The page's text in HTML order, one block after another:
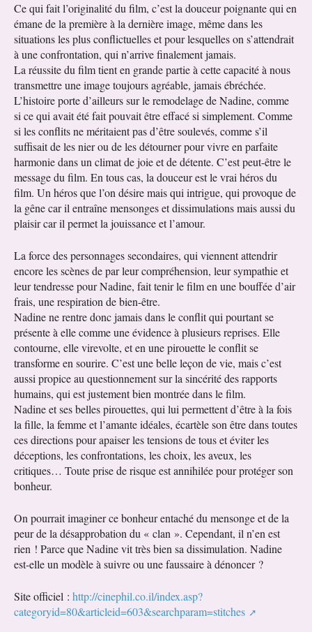
Ce qui fait l’originalité du film, c’est la douceur poignante qui en
émane de la première à la dernière image, même dans les
situations les plus conflictuelles et pour lesquelles on s’attendrait
à une confrontation, qui n’arrive finalement jamais.
La réussite du film tient en grande partie à cette capacité à nous
transmettre une image toujours agréable, jamais ébréchée.
L’histoire porte d’ailleurs sur le remodelage de Nadine, comme
si ce qui avait été fait pouvait être effacé si simplement. Comme
si les conflits ne méritaient pas d’être soulevés, comme s’il
suffisait de les nier ou de les détourner pour vivre en parfaite
harmonie dans un climat de joie et de détente. C’est peut-être le
message du film. En tous cas, la douceur est le vrai héros du
film. Un héros que l’on désire mais qui intrigue, qui provoque de
la gêne car il entraîne mensonges et dissimulations mais aussi du
plaisir car il permet la jouissance et l’amour.
La force des personnages secondaires, qui viennent attendrir
encore les scènes de par leur compréhension, leur sympathie et
leur tendresse pour Nadine, fait tenir le film en une bouffée d’air
frais, une respiration de bien-être.
Nadine ne rentre donc jamais dans le conflit qui pourtant se
présente à elle comme une évidence à plusieurs reprises. Elle
contourne, elle virevolte, et en une pirouette le conflit se
transforme en sourire. C’est une belle leçon de vie, mais c’est
aussi propice au questionnement sur la sincérité des rapports
humains, qui est justement bien montrée dans le film.
Nadine et ses belles pirouettes, qui lui permettent d’être à la fois
la fille, la femme et l’amante idéales, écartèle son être dans toutes
ces directions pour apaiser les tensions de tous et éviter les
déceptions, les confrontations, les choix, les aveux, les
critiques… Toute prise de risque est annihilée pour protéger son
bonheur.
On pourrait imaginer ce bonheur entaché du mensonge et de la
peur de la désapprobation du « clan ». Cependant, il n’en est
rien ! Parce que Nadine vit très bien sa dissimulation. Nadine
est-elle un modèle à suivre ou une faussaire à dénoncer ?
Site officiel : http://cinephil.co.il/index.asp?
categoryid=80&articleid=603&searchparam=stitches